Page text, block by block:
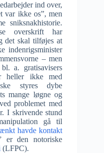
ind over,
var ikke os”, men
sniksnakhistorie.
overskrift har
det skal tilføjes at
indenrigsminister
– men
a. gratisavisers
heller ikke med
styres dybe
mange løgne og
problemet med
I skrivende stund
gå til
havde kontakt
er den notoriske
(LFPC).